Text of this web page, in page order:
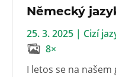
Německý
25. 3. 2025 | Cizí
8×
I letos se na našem